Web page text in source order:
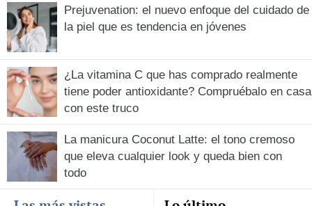
Prejuvenation: el nuevo enfoque del cuidado de
la piel que es tendencia en jóvenes
¿La vitamina C que has comprado realmente
tiene poder antioxidante? Compruébalo en casa
con este truco
La manicura Coconut Latte: el tono cremoso
que eleva cualquier look y queda bien con
todo